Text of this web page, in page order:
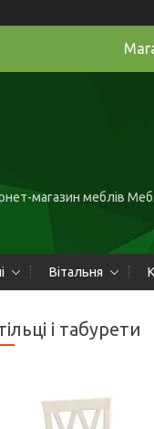
магазин меблів
Вітальня
і табурети